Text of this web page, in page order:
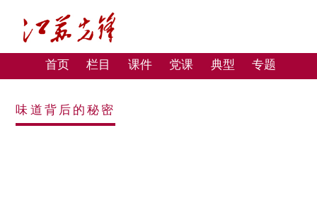
首页 栏目 课件 党课 典型 专题
味道背后的秘密